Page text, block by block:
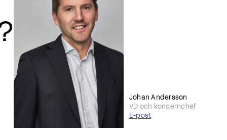
Johan Andersson
VD och koncernchef
E-post